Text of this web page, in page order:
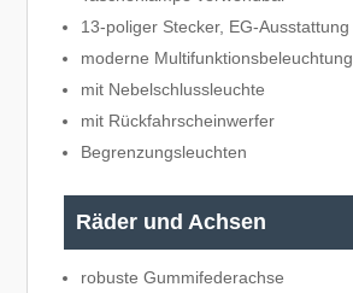
13-poliger Stecker, EG-Ausstattung
moderne Multifunktionsbeleuchtung
mit Nebelschlussleuchte
mit Rückfahrscheinwerfer
Begrenzungsleuchten
Räder und Achsen
robuste Gummifederachse